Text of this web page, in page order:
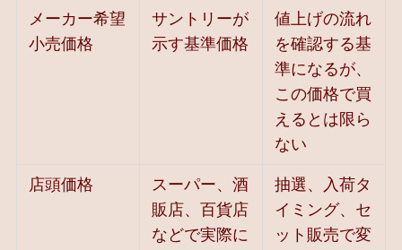
メーカー希望
小売価格
サントリーが
示す基準価格
値上げの流れ
を確認する基
準になるが、
この価格で買
えるとは限ら
ない
店頭価格
スーパー、酒
販店、百貨店
などで実際に
抽選、入荷タ
イミング、セ
ット販売で変